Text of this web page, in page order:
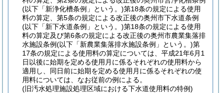
(以下「新浄化槽条例」という。)第18条の規定による使用
料の算定、第5条の規定による改正後の奥州市下水道条例
(以下「新下水道条例」という。)第18条の規定による使用
料の算定及び第6条の規定による改正後の奥州市農業集落排
水施設条例(以下「新農業集落排水施設条例」という。)第
17条の規定による使用料の算定については、平成21年6月1
日以後に始期を定める使用月に係るそれぞれの使用料から
適用し、同日前に始期を定める使用月に係るそれぞれの使
用料については、なお従前の例による。
(旧汚水処理施設処理区域における下水道使用料の特例)